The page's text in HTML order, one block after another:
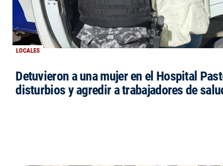
LOCALES
Detuvieron a una mujer en el Hospital
disturbios y agredir a trabajadores de